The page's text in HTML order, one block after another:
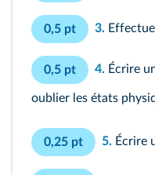
0,5 pt 3.
0,5 pt 4. Écrire
oublier les états
0,25 pt 5. Écrire